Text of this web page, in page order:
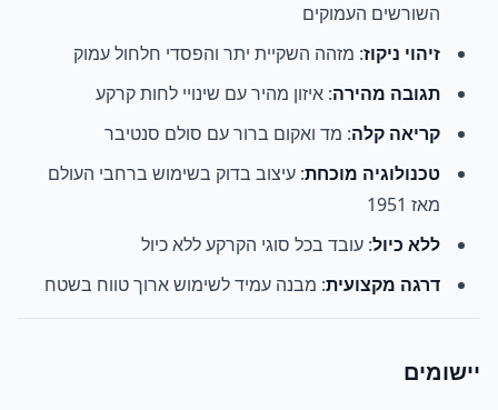
השורשים העמוקים
זיהוי ניקוז: מזהה השקיית יתר והפסדי חלחול עמוק
תגובה מהירה: איזון מהיר עם שינויי לחות קרקע
קריאה קלה: מד ואקום ברור עם סולם סנטיבר
טכנולוגיה מוכחת: עיצוב בדוק בשימוש ברחבי העולם
מאז 1951
ללא כיול: עובד בכל סוגי הקרקע ללא כיול
דרגה מקצועית: מבנה עמיד לשימוש ארוך טווח בשטח
יישומים